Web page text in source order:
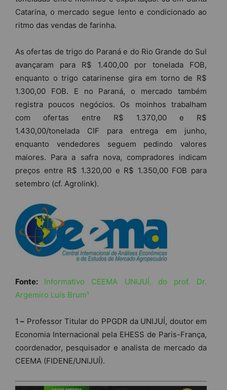
Catarina, o mercado segue lento e condicionado ao
ritmo das vendas de farinha.
As ofertas de trigo do Paraná e do Rio Grande do Sul
avançaram para R$ 1.400,00 por tonelada FOB,
enquanto o trigo catarinense gira em torno de R$
1.300,00 FOB. E no Paraná, o mercado também
registra poucos negócios. Os moinhos trabalham
com ofertas entre R$ 1.370,00 e R$
1.430,00/tonelada CIF para entrega em junho,
enquanto vendedores seguem pedindo valores
maiores. Para a safra nova, compradores indicam
preços entre R$ 1.320,00 e R$ 1.350,00 FOB para
setembro (cf. Agrolink).
Fonte: Informativo CEEMA UNIJUÍ, do prof. Dr.
Argemiro Luís Brum¹
1 – Professor Titular do PPGDR da UNIJUÍ, doutor em
Economia Internacional pela EHESS de Paris-França,
coordenador, pesquisador e analista de mercado da
CEEMA (FIDENE/UNIJUÍ).